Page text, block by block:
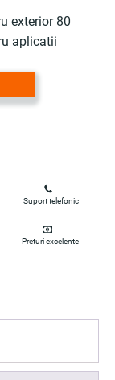
exterior 80
aplicatii
Suport telefonic
Preturi excelente